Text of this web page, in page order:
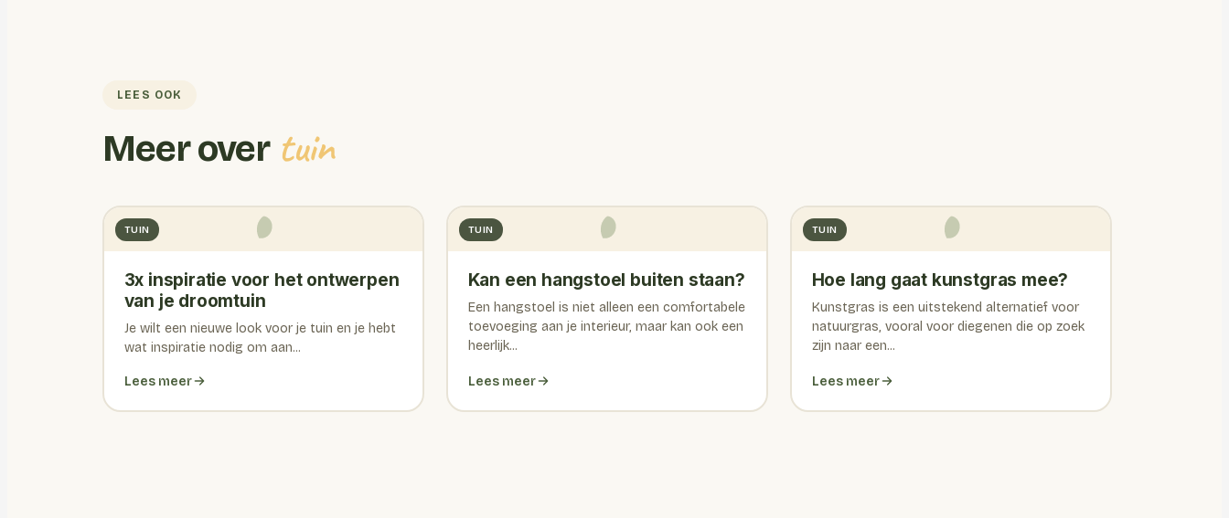
LEES OOK
Meer over tuin
TUIN
3x inspiratie voor het ontwerpen
van je droomtuin
Je wilt een nieuwe look voor je tuin en je hebt
wat inspiratie nodig om aan...
Lees meer
TUIN
Kan een hangstoel buiten staan?
Een hangstoel is niet alleen een comfortabele
toevoeging aan je interieur, maar kan ook een
heerlijk...
Lees meer
TUIN
Hoe lang gaat kunstgras mee?
Kunstgras is een uitstekend alternatief voor
natuurgras, vooral voor diegenen die op zoek
zijn naar een...
Lees meer